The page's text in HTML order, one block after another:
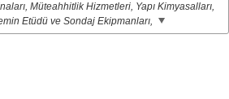
Müteahhitlik Hizmetleri, Yapı Kimyasalları,
Etüdü ve Sondaj Ekipmanları,